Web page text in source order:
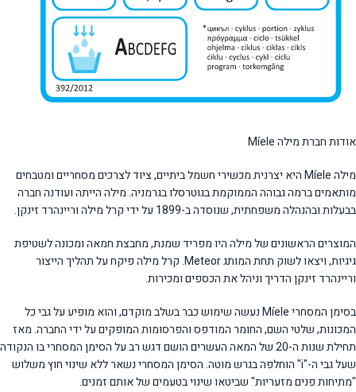
אודות חברת מילה Míele
מילה Míele היא יצרנית מכשירי חשמל ביתיים, ציוד לצרכים מסחריים ומטבחים
מותאמים ברמה גבוהה הממוקמת בגוטרסלו בגרמניה. מילה הייתה ועודנה חברה
בבעלות ובהנהלה משפחתית, שנוסדה ב-1899 על ידי קרל מילה וריינהרד זינקן.
המוצרים הראשונים של מילה היו מפריד שמנת, מחבצת חמאה ומכונה לשטיפת
גיגיות, ויצאו לשוק תחת המותג Meteor. קרל מילה פיקח על תהליך הייצור
וריינהרד זינקן הדריך וניהל את הכספים ומכירות.
בסימן המסחרי Míele נעשה שימוש כבר בשלב מוקדם, והוא מופיע על גבי כל
המכונות, שלטי השם, החומר המודפס והפרסומות המופקים על ידי החברה. מאז
תחילת שנות ה-20 של המאה העשרים הושם דגש רב על הסימן המסחרי בו הנקודה
שעל גבי ה-"i" הוחלפה בגרש מוטה. הסימן המסחרי נשאר ללא שינוי חוץ משלוש
"מתיחות פנים מזעריות" שביטאו שינוי בטעמים של אותם זמנים.